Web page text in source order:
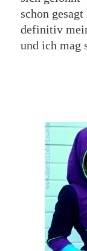
schon
definitiv
und ich mag